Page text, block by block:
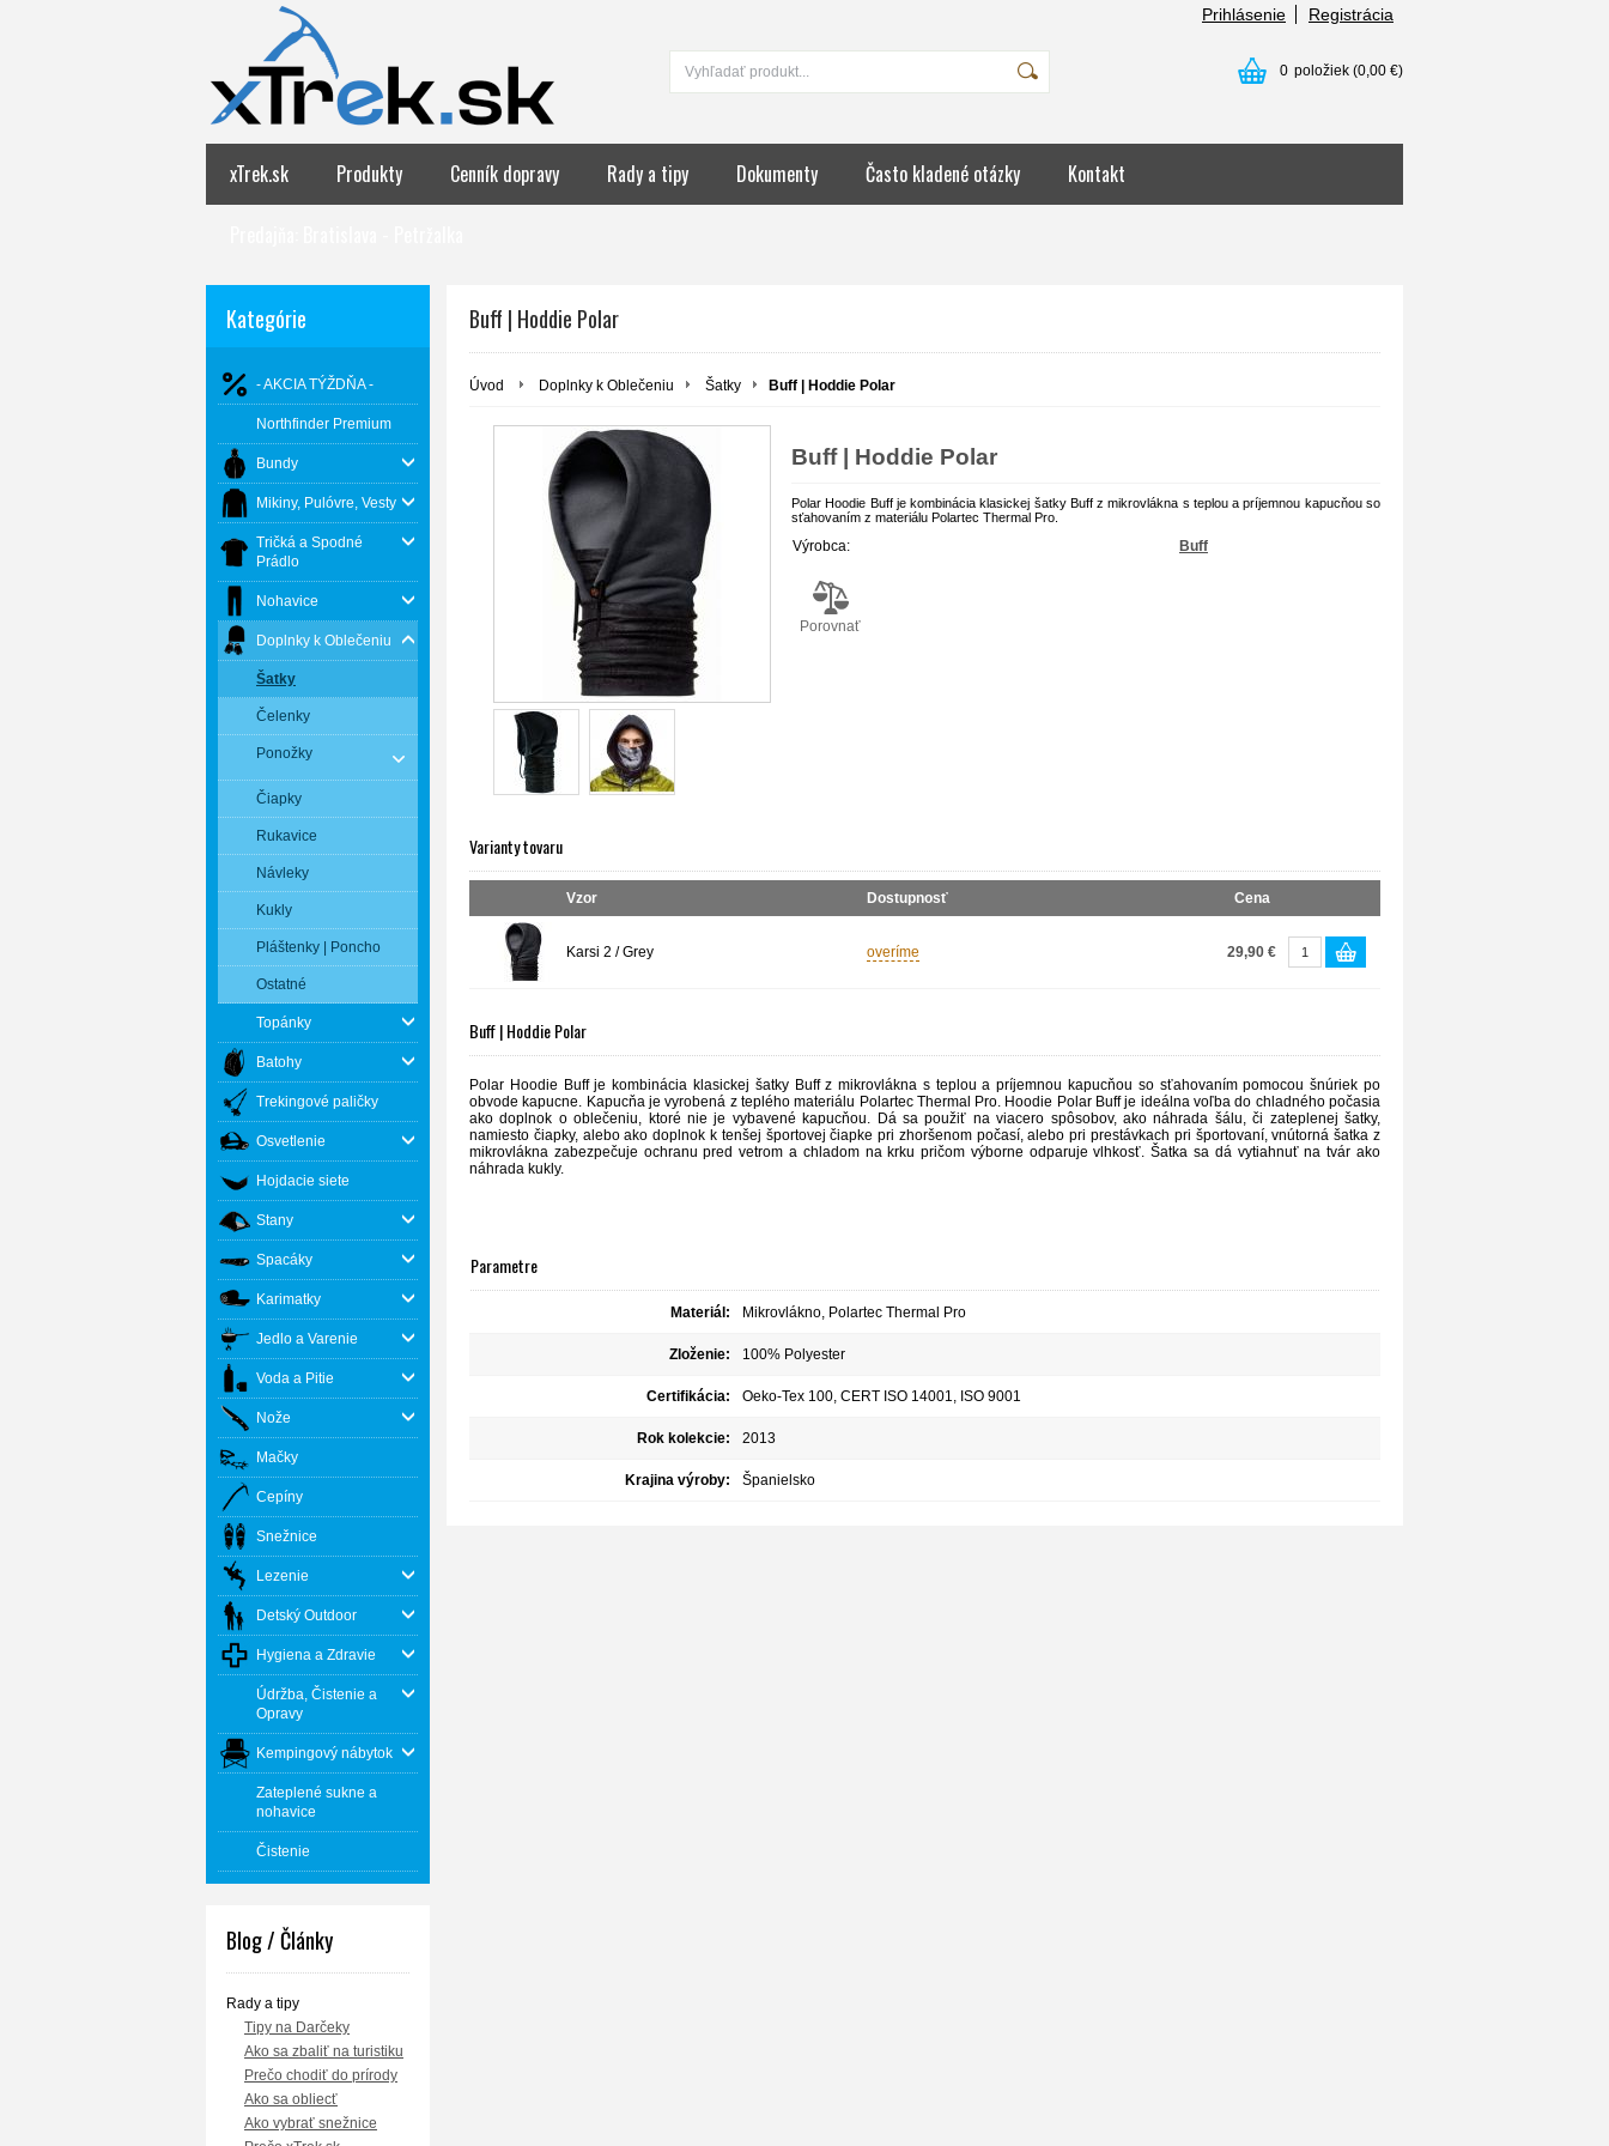
Prihlásenie Registrácia
0 položiek (0,00 €)
xTrek.sk Produkty Cenník dopravy Rady a tipy Dokumenty Často kladené otázky Kontakt
Kategórie
- AKCIA TÝŽDŇA -
Northfinder Premium
Bundy
Mikiny, Pulóvre, Vesty
Tričká a Spodné
Prádlo
Nohavice
Doplnky k Oblečeniu
Šatky
Čelenky
Ponožky
Čiapky
Rukavice
Návleky
Kukly
Pláštenky | Poncho
Ostatné
Topánky
Batohy
Trekingové paličky
Osvetlenie
Hojdacie siete
Stany
Spacáky
Karimatky
Jedlo a Varenie
Voda a Pitie
Nože
Mačky
Cepíny
Snežnice
Lezenie
Detský Outdoor
Hygiena a Zdravie
Údržba, Čistenie a
Opravy
Kempingový nábytok
Zateplené sukne a
nohavice
Čistenie
Blog / Články
Rady a tipy
Tipy na Darčeky
Ako sa zbaliť na turistiku
Prečo chodiť do prírody
Ako sa obliecť
Ako vybrať snežnice
Buff | Hoddie Polar
Úvod Doplnky k Oblečeniu Šatky Buff | Hoddie Polar
Buff | Hoddie Polar
Polar Hoodie Buff je kombinácia klasickej šatky Buff z mikrovlákna s teplou a príjemnou kapucňou so
sťahovaním z materiálu Polartec Thermal Pro.
Výrobca: Buff
Porovnať
Varianty tovaru
Vzor Dostupnosť Cena
Karsi 2 / Grey overíme 29,90 €
Buff | Hoddie Polar
Polar Hoodie Buff je kombinácia klasickej šatky Buff z mikrovlákna s teplou a príjemnou kapucňou so sťahovaním pomocou šnúriek po
obvode kapucne. Kapucňa je vyrobená z teplého materiálu Polartec Thermal Pro. Hoodie Polar Buff je ideálna voľba do chladného počasia
ako doplnok o oblečeniu, ktoré nie je vybavené kapucňou. Dá sa použiť na viacero spôsobov, ako náhrada šálu, či zateplenej šatky,
namiesto čiapky, alebo ako doplnok k tenšej športovej čiapke pri zhoršenom počasí, alebo pri prestávkach pri športovaní, vnútorná šatka z
mikrovlákna zabezpečuje ochranu pred vetrom a chladom na krku pričom výborne odparuje vlhkosť. Šatka sa dá vytiahnuť na tvár ako
náhrada kukly.
Parametre
Materiál: Mikrovlákno, Polartec Thermal Pro
Zloženie: 100% Polyester
Certifikácia: Oeko-Tex 100, CERT ISO 14001, ISO 9001
Rok kolekcie: 2013
Krajina výroby: Španielsko